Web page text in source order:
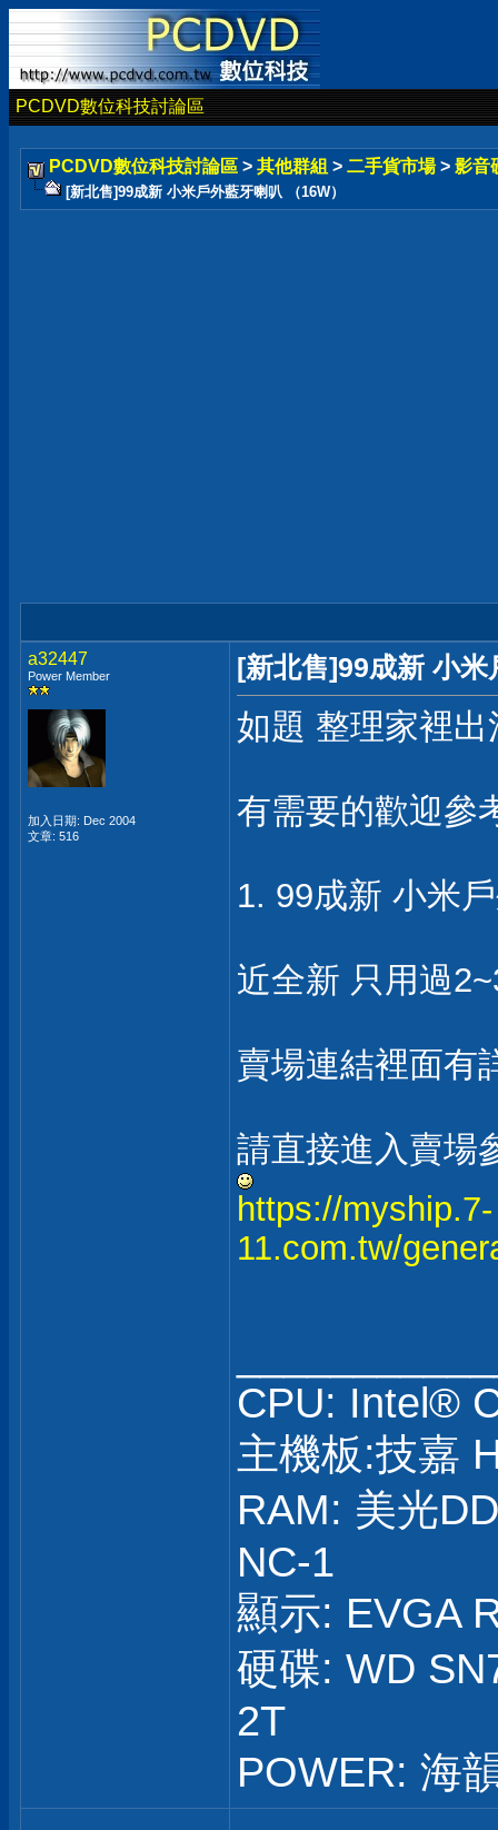
PCDVD數位科技討論區
PCDVD數位科技討論區 > 其他群組 > 二手貨市場 > 影音
[新北售]99成新 小米戶外藍牙喇叭 （16W）
a32447
Power Member
加入日期: Dec 2004
文章: 516
[新北售]99成新 小
如題 整理家裡
有需要的歡迎參
1. 99成新 小米
近全新 只用過
賣場連結裡面有
請直接進入賣場
https://myship.7-
11.com.tw/
CPU: Intel®
主機板:技嘉
RAM: 美光
NC-1
顯示: EVGA
硬碟: WD
2T
POWER: 海